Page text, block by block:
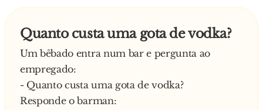
Primeiro você diz que teve de chamar o
está a perceber?
- Estou – respondeu a loira.
E continua a patroa:
- E a nossa filha, como é que vai?
E diz a loira:
Quanto custa uma gota de vodka?
Um bêbado entra num bar e pergunta ao
empregado:
- Quanto custa uma gota de vodka?
Responde o barman: